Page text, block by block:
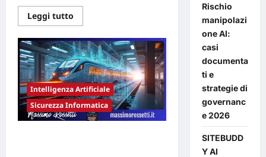
Leggi tutto
di
su
Da
strumento
a
sistema
operativo:
riprogettare
l’approccio
all’IA
Intelligenza Artificiale
Sicurezza Informatica
Rischio
manipolazi
one AI:
casi
documenta
ti e
strategie di
governanc
e 2026
SITEBUDD
Y AI